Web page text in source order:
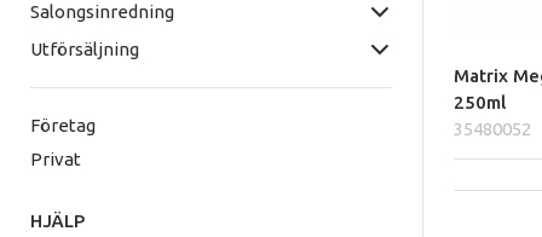
Salongsinredning
Utförsäljning
Företag
Privat
HJÄLP
Matrix
250ml
35480052